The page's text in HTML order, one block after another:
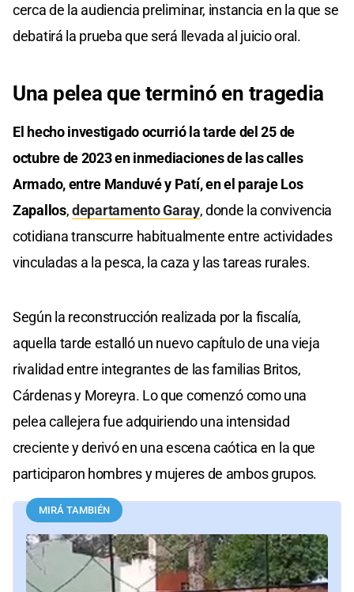
cerca de la audiencia preliminar, instancia en la que se
debatirá la prueba que será llevada al juicio oral.
Una pelea que terminó en tragedia
El hecho investigado ocurrió la tarde del 25 de
octubre de 2023 en inmediaciones de las calles
Armado, entre Manduvé y Patí, en el paraje Los
Zapallos,departamento Garay, donde la convivencia
cotidiana transcurre habitualmente entre actividades
vinculadas a la pesca, la caza y las tareas rurales.
Según la reconstrucción realizada por la fiscalía,
aquella tarde estalló un nuevo capítulo de una vieja
rivalidad entre integrantes de las familias Britos,
Cárdenas y Moreyra. Lo que comenzó como una
pelea callejera fue adquiriendo una intensidad
creciente y derivó en una escena caótica en la que
participaron hombres y mujeres de ambos grupos.
MIRÁ TAMBIÉN